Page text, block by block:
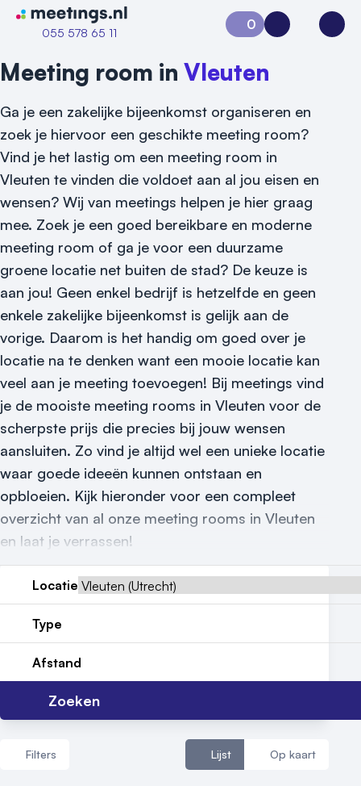
Naar home van Meetings
055 578 65 11
Vraag locatie aan
Locatiegids
Meld locatie aan
Nieuws
Reviews (5⭐️)
Contact
0
Aanvraag 0Inloggen
Meeting room in Vleuten
Ga je een zakelijke bijeenkomst organiseren en
zoek je hiervoor een geschikte meeting room?
Vind je het lastig om een meeting room in
Vleuten te vinden die voldoet aan al jou eisen en
wensen? Wij van meetings helpen je hier graag
mee. Zoek je een goed bereikbare en moderne
meeting room of ga je voor een duurzame
groene locatie net buiten de stad? De keuze is
aan jou! Geen enkel bedrijf is hetzelfde en geen
enkele zakelijke bijeenkomst is gelijk aan de
vorige. Daarom is het handig om goed over je
locatie na te denken want een mooie locatie kan
veel aan je meeting toevoegen! Bij meetings vind
je de mooiste meeting rooms in Vleuten voor de
scherpste prijs die precies bij jouw wensen
aansluiten. Zo vind je altijd wel een unieke locatie
waar goede ideeën kunnen ontstaan en
opbloeien. Kijk hieronder voor een compleet
overzicht van al onze meeting rooms in Vleuten
en laat je verrassen!
Locatie
Type
Afstand
Zoeken
Filters Lijst Op kaart